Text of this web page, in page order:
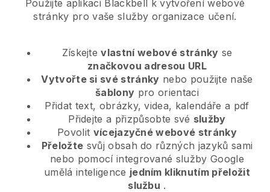
Použijte aplikaci Blackbell k vytvoření webové
stránky pro vaše služby organizace učení.
Získejtevlastní webové stránky se
značkovou adresou URL
Vytvořte si své stránky nebo použijte naše
šablony pro orientaci
Přidat text, obrázky, videa, kalendáře a pdf
Přidejte a přizpůsobte své služby
Povolit vícejazyčné webové stránky
Přeložte svůj obsah do různých jazyků sami
nebo pomocí integrované služby Google
umělá inteligence jedním kliknutím přeložit
službu .